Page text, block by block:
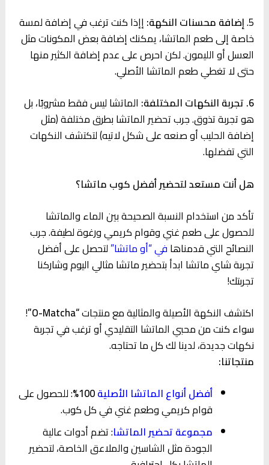
5. إضافة محسنات النكهة: إإذا كنت ترغب في إضافة لمسة
خاصة إلى طعم الماتشا، يمكنك إضافة بعض المكونات مثل
العسل أو الليمون. لكن احرص على عدم إضافة الكثير منها
حتى لا تغطي طعم الماتشا الأصلي.
6. تجربة النكهات المختلفة:
الماتشا ليس فقط مشروبًا، بل
هو تجربة تذوق. جرب تحضير الماتشا بطرق مختلفة (مثل
إضافة الحليب أو صنعه على شكل لاتيه) لتكتشف النكهات
التي تفضلها.
هل أنت مستعد لتحضير أفضل كوب ماتشا؟
تأكد من استخدام النسبة الصحيحة بين الماء والماتشا
للحصول على طعم غني وقوام كريمي ورغوة لطيفة. جرب
النصائح التي قدمناها في “أو ماتشا” لتحصل على أفضل
تجربة شاي ماتشا ابدأ بتحضير ماتشا مثالي اليوم وشاركنا
تجربتك!
اكتشف النكهة الأصيلة والمثالية مع منتجات“O-Matcha”
!
سواء كنت من محبي الماتشا التقليدي أو ترغب في تجربة
نكهات جديدة، لدينا لك كل ما تحتاجه.
منتجاتنا:
أفضل أنواع الماتشا الأصلية100%
: للحصول على
قوام كريمي وطعم غني في كل كوب.
مجموعة تحضير الماتشا: تضم أدوات عالية
الجودة مثل الشاسين والملاعق الخاصة، لتحضير